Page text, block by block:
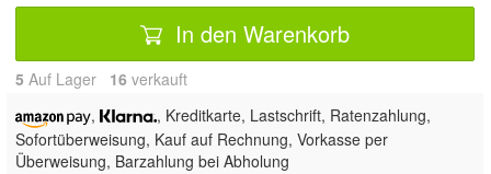
In den Warenkorb
5 Auf Lager 16 verkauft
,
, Kreditkarte, Lastschrift, Ratenzahlung,
Sofortüberweisung, Kauf auf Rechnung, Vorkasse per
Überweisung, Barzahlung bei Abholung